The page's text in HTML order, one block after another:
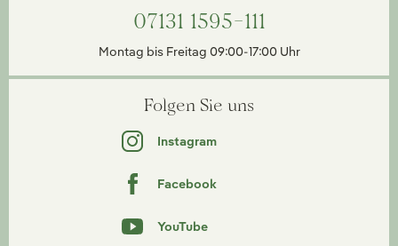
07131 1595-111
Montag bis Freitag 09:00-17:00 Uhr
Folgen Sie uns
Instagram
Facebook
YouTube